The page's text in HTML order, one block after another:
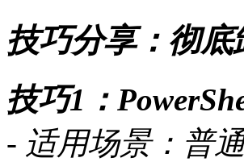
技巧分享：彻
技巧1：
- 适用场景：普